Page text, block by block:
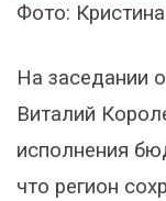
Фото:
На заседании
Виталий
исполнения
что регион